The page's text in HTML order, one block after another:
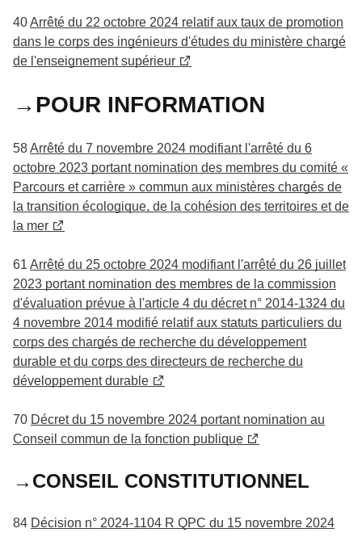
40Arrêté du 22 octobre 2024 relatif aux taux de promotion
dans le corps des ingénieurs d'études du ministère chargé
de l'enseignement supérieur
→POUR INFORMATION
58Arrêté du 7 novembre 2024 modifiant l'arrêté du 6
octobre 2023 portant nomination des membres du comité «
Parcours et carrière » commun aux ministères chargés de
la transition écologique, de la cohésion des territoires et de
la mer
61 Arrêté du 25 octobre 2024 modifiant l'arrêté du 26 juillet
2023 portant nomination des membres de la commission
d'évaluation prévue à l'article 4 du décret n° 2014-1324 du
4 novembre 2014 modifié relatif aux statuts particuliers du
corps des chargés de recherche du développement
durable et du corps des directeurs de recherche du
développement durable
70 Décret du 15 novembre 2024 portant nomination au
Conseil commun de la fonction publique
→CONSEIL CONSTITUTIONNEL
84 Décision n° 2024-1104 R QPC du 15 novembre 2024